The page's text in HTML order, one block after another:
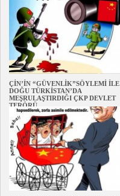
ÇİN’İN “GÜVENLİK”SÖYLEMİ İLE
DOĞU TÜRKİSTAN’DA
MEŞRULAŞTIRDIĞI ÇKP DEVLET
TERÖRÜ